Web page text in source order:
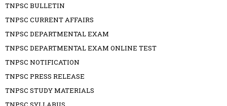
TNPSC BULLETIN
TNPSC CURRENT AFFAIRS
TNPSC DEPARTMENTAL EXAM
TNPSC DEPARTMENTAL EXAM ONLINE TEST
TNPSC NOTIFICATION
TNPSC PRESS RELEASE
TNPSC STUDY MATERIALS